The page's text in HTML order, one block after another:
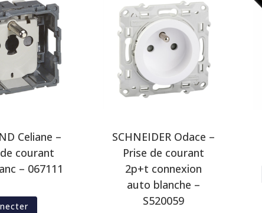
Celiane –
courant
– 067111
SCHNEIDER Odace –
Prise de courant
2p+t connexion
auto blanche –
S520059